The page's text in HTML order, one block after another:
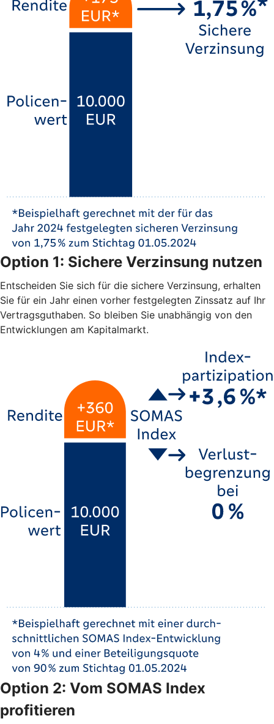
Option 1: Sichere Verzinsung nutzen
Entscheiden Sie sich für die sichere Verzinsung, erhalten
Sie für ein Jahr einen vorher festgelegten Zinssatz auf Ihr
Vertragsguthaben. So bleiben Sie unabhängig von den
Entwicklungen am Kapitalmarkt.
Option 2: Vom SOMAS Index
profitieren